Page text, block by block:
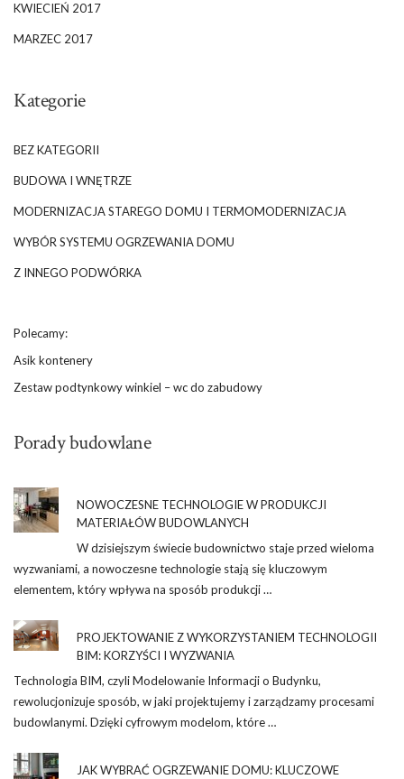
KWIECIEŃ 2017
MARZEC 2017
Kategorie
BEZ KATEGORII
BUDOWA I WNĘTRZE
MODERNIZACJA STAREGO DOMU I TERMOMODERNIZACJA
WYBÓR SYSTEMU OGRZEWANIA DOMU
Z INNEGO PODWÓRKA
Polecamy:
Asik kontenery
Zestaw podtynkowy winkiel – wc do zabudowy
Porady budowlane
NOWOCZESNE TECHNOLOGIE W PRODUKCJI
MATERIAŁÓW BUDOWLANYCH
W dzisiejszym świecie budownictwo staje przed wieloma
wyzwaniami, a nowoczesne technologie stają się kluczowym
elementem, który wpływa na sposób produkcji …
PROJEKTOWANIE Z WYKORZYSTANIEM TECHNOLOGII
BIM: KORZYŚCI I WYZWANIA
Technologia BIM, czyli Modelowanie Informacji o Budynku,
rewolucjonizuje sposób, w jaki projektujemy i zarządzamy procesami
budowlanymi. Dzięki cyfrowym modelom, które …
JAK WYBRAĆ OGRZEWANIE DOMU: KLUCZOWE